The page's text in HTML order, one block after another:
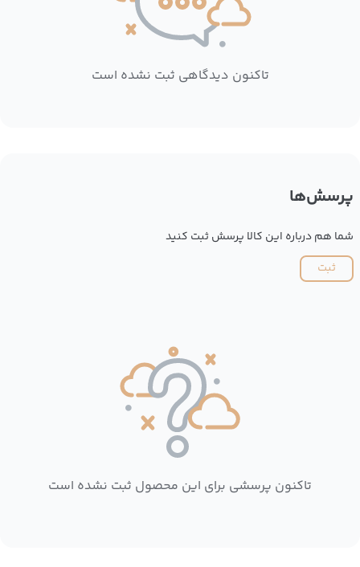
تاکنون دیدگاهی ثبت نشده است
پرسش‌ها
شما هم درباره این کالا پرسش ثبت کنید
ثبت
تاکنون پرسشی برای این محصول ثبت نشده است